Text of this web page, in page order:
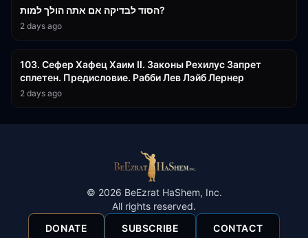
הסוד לבדיקה אם אתה הולך למות?
2 days ago
103. Сефер Хафец Хаим II. Законы Рехилус Запрет
сплетен. Предисловие. Рабби Лев Лэйб Лернер
2 days ago
© 2026 BeEzrat HaShem, Inc.
All rights reserved.
DONATE
SUBSCRIBE CONTACT